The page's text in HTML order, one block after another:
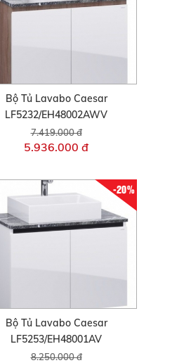
Bộ Tủ Lavabo Caesar
LF5232/EH48002AWV
7.419.000 đ
5.936.000 đ
-20%
Bộ Tủ Lavabo Caesar
LF5253/EH48001AV
8.250.000 đ